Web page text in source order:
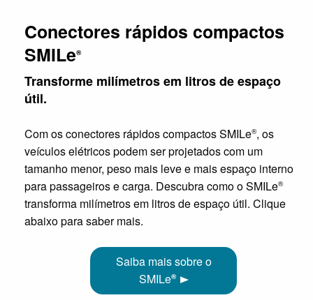
Conectores rápidos compactos
SMILe®
Transforme milímetros em litros de espaço
útil.
Com os conectores rápidos compactos SMILe®, os
veículos elétricos podem ser projetados com um
tamanho menor, peso mais leve e mais espaço interno
para passageiros e carga. Descubra como o SMILe®
transforma milímetros em litros de espaço útil. Clique
abaixo para saber mais.
Saiba mais sobre o
SMILe®